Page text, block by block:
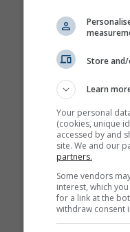
Store
Learn
Your personal
(cookies, unique
accessed by and
site. We and our
partners.
Some vendors
interest, which
for a link at the
withdraw consent